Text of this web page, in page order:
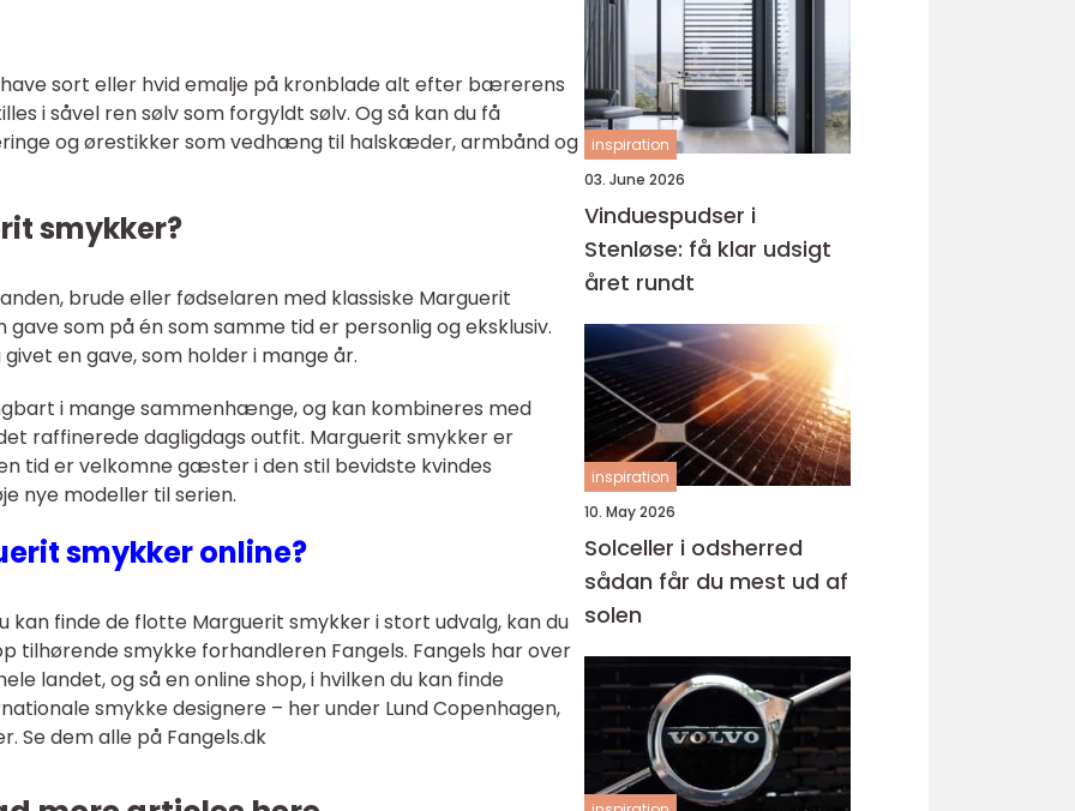
sort eller hvid emalje på kronblade alt efter bærerens
i såvel ren sølv som forgyldt sølv. Og så kan du få
og ørestikker som vedhæng til halskæder, armbånd og
smykker?
brude eller fødselaren med klassiske Marguerit
gave som på én som samme tid er personlig og eksklusiv.
en gave, som holder i mange år.
i mange sammenhænge, og kan kombineres med
raffinerede dagligdags outfit. Marguerit smykker er
tid er velkomne gæster i den stil bevidste kvindes
nye modeller til serien.
smykker online?
kan finde de flotte Marguerit smykker i stort udvalg, kan du
tilhørende smykke forhandleren Fangels. Fangels har over
landet, og så en online shop, i hvilken du kan finde
smykke designere – her under Lund Copenhagen,
Se dem alle på Fangels.dk
inspiration
03. June 2026
Vinduespudser i
Stenløse: få klar udsigt
året rundt
inspiration
10. May 2026
Solceller i odsherred
sådan får du mest ud af
solen